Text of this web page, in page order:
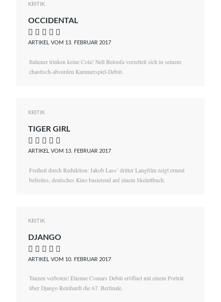
KRITIK
OCCIDENTAL
    
ARTIKEL VOM 13. FEBRUAR 2017
Italiener trinken keine Cola! Neïl Beloufa verzettelt sich in seinem
chaotisch-absurden Kammerspiel-Debüt.
KRITIK
TIGER GIRL
    
ARTIKEL VOM 13. FEBRUAR 2017
Freiheit durch Reduktion: Jakob Lass’ dritter Langfilm zeigt erneut
befreites, deutsches Kino basierend auf einem Skelettbuch.
KRITIK
DJANGO
    
ARTIKEL VOM 10. FEBRUAR 2017
Tanzen verboten! Étienne Comars Debüt eröffnet mit einem Porträt
über Django Reinhardt die 67. Berlinale.